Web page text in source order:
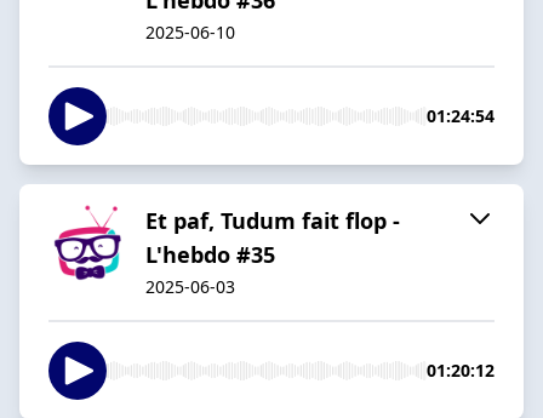
2025-06-10
01:24:54
Et paf, Tudum fait flop -
L'hebdo #35
2025-06-03
01:20:12